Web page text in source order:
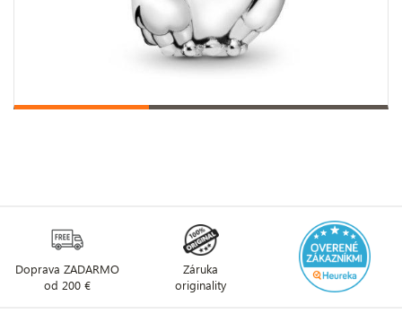
Doprava ZADARMO
od 200 €
Záruka
originality